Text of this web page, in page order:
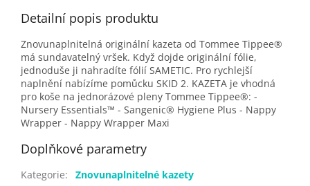
Detailní popis produktu
Znovunaplnitelná originální kazeta od Tommee Tippee®
má sundavatelný vršek. Když dojde originální fólie,
jednoduše ji nahradíte fólií SAMETIC. Pro rychlejší
naplnění nabízíme pomůcku SKID 2. KAZETA je vhodná
pro koše na jednorázové pleny Tommee Tippee®: -
Nursery Essentials™ - Sangenic® Hygiene Plus - Nappy
Wrapper - Nappy Wrapper Maxi
Doplňkové parametry
Kategorie:
Znovunaplnitelné kazety